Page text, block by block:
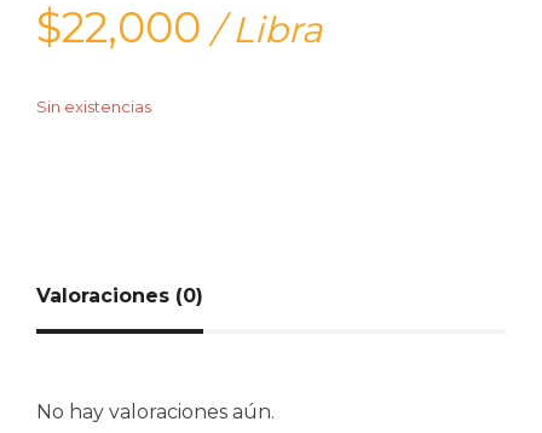
$22,000 / Libra
Sin existencias
Valoraciones (0)
No hay valoraciones aún.